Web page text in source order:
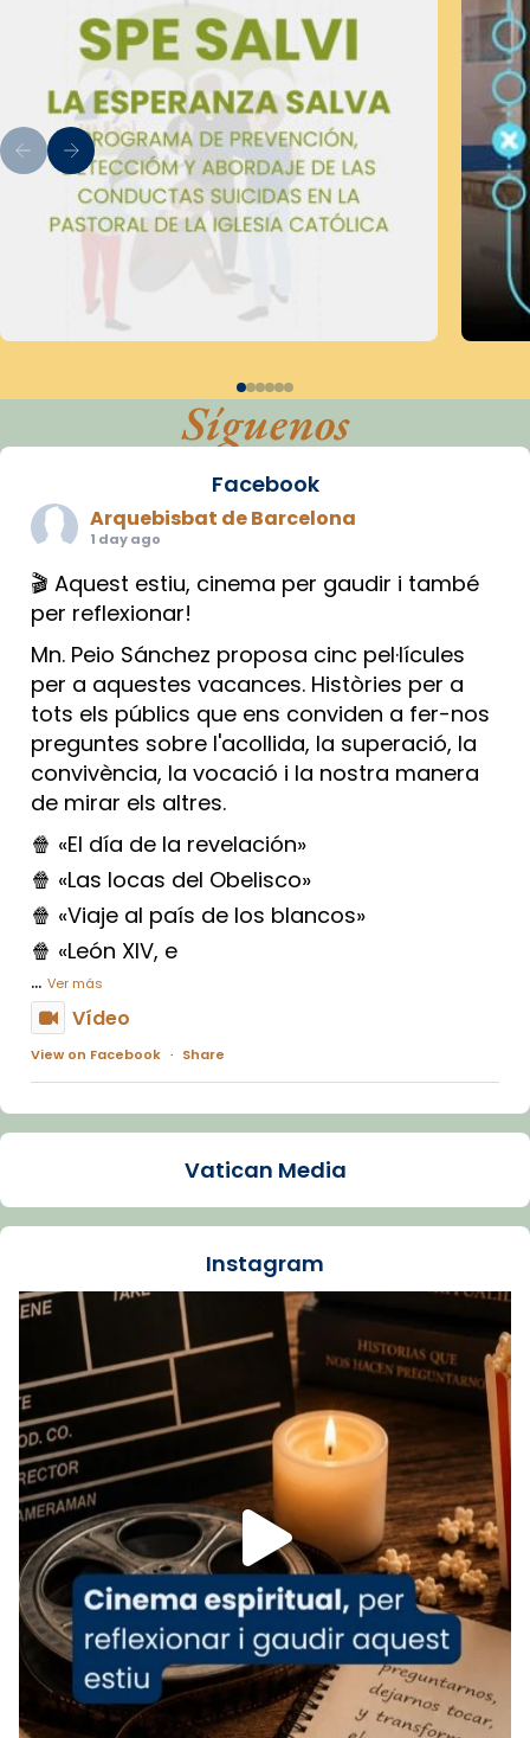
Síguenos
Facebook
Arquebisbat de Barcelona
1 day ago
🎬 Aquest estiu, cinema per gaudir i també
per reflexionar!
Mn. Peio Sánchez proposa cinc pel·lícules
per a aquestes vacances. Històries per a
tots els públics que ens conviden a fer-nos
preguntes sobre l'acollida, la superació, la
convivència, la vocació i la nostra manera
de mirar els altres.
🍿 «El día de la revelación»
🍿 «Las locas del Obelisco»
🍿 «Viaje al país de los blancos»
🍿 «León XIV, e
... Ver más
Vídeo
View on Facebook · Share
Arquebisbat de Barcelona
La Carmina va patir depressió. Fa gairebé
dos mesos, a l'Estadi Lluís Companys, la
Recupera l'entrevista comp
Vatican
tican News 👇
www.vaticannews.va/es/iglesia/news/2026-
07/carmina-historia-depresion-papa-viaje-
espana-testimoni...
Foto
View on Facebook · Share
Arquebisbat de Barcelona
1 week ago
«Avui les santes Juliana i Semproniana ens
ajuden a alçar la mirada»
Mons. Sergi Gordo, bisbe de Tortosa, ha
Vatican Media
Instagram